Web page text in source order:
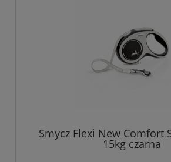
Smycz Flexi New Comfort
15kg czarna